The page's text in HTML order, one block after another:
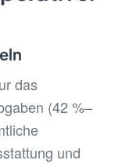
das
(42 %–
und